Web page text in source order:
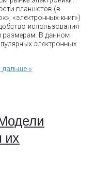
планшетов (в
«электронных книг»)
использования
размерам. В данном
электронных
дальше »